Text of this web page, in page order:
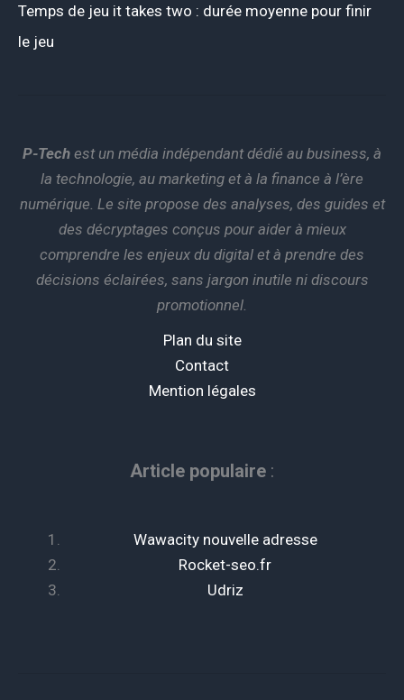
Temps de jeu it takes two : durée moyenne pour finir
le jeu
P-Tech est un média indépendant dédié au business, à
la technologie, au marketing et à la finance à l’ère
numérique. Le site propose des analyses, des guides et
des décryptages conçus pour aider à mieux
comprendre les enjeux du digital et à prendre des
décisions éclairées, sans jargon inutile ni discours
promotionnel.
Plan du site
Contact
Mention légales
Article populaire :
Wawacity nouvelle adresse
Rocket-seo.fr
Udriz